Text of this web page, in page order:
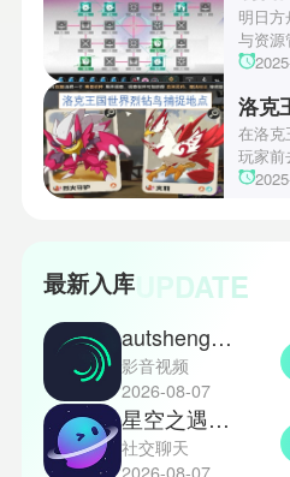
玩家
家们快
明日
与资源
操作和
丰富多
战术需
心挑战
和特殊
乐趣和
在洛克
玩家前
地点和
最新入库UPDATE
autsheng手机版
影音视频
2026-08-07
星空之遇聊天
社交聊天
2026-08-07